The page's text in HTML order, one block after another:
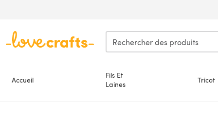
Accueil
Fils Et
Laines
Tricot